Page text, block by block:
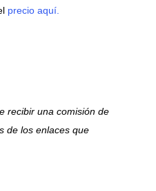
precio aquí.
recibir una comisión de
de los enlaces que